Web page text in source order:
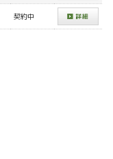
契約中